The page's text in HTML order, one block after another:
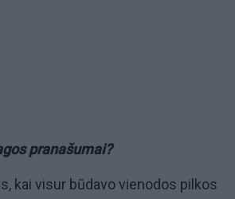
pranašumai?
kai visur būdavo vienodos pilkos